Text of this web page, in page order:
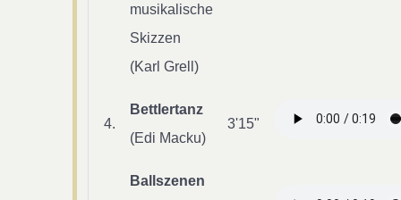
musikalische
Skizzen
(Karl Grell)
4.
Bettlertanz
(Edi Macku)
3'15"
Ballszenen